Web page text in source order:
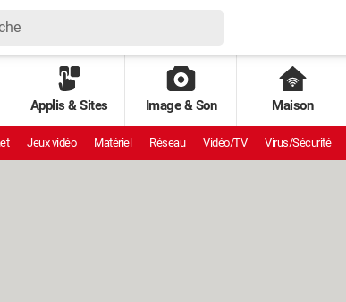
Applis & Sites Image & Son Maison
Jeux vidéo Matériel Réseau Vidéo/TV Virus/Sécurité